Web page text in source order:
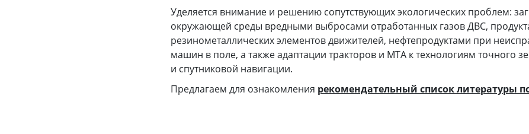
Уделяется внимание и решению сопутствующих экологических проблем:
окружающей среды вредными выбросами отработанных газов ДВС,
резинометаллических элементов движителей, нефтепродуктами при
машин в поле, а также адаптации тракторов и МТА к технологиям точного
и спутниковой навигации.
Предлагаем для ознакомления рекомендательный список литературы